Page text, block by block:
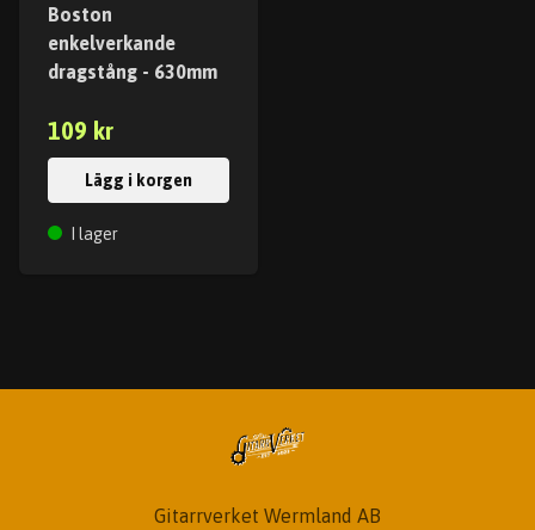
Boston
enkelverkande
dragstång - 630mm
109 kr
Lägg i korgen
I lager
Gitarrverket Wermland AB